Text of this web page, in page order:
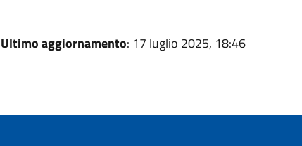
Ultimo aggiornamento: 17 luglio 2025, 18:46